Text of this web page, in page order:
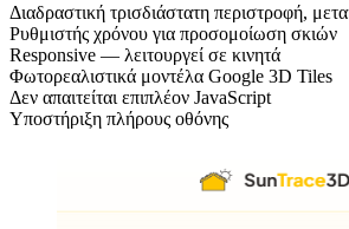
Διαδραστική τρισδιάστατη περιστροφή,
Ρυθμιστής χρόνου για προσομοίωση σκιών
Responsive — λειτουργεί σε κινητά
Φωτορεαλιστικά μοντέλα Google 3D Tiles
Δεν απαιτείται επιπλέον JavaScript
Υποστήριξη πλήρους οθόνης